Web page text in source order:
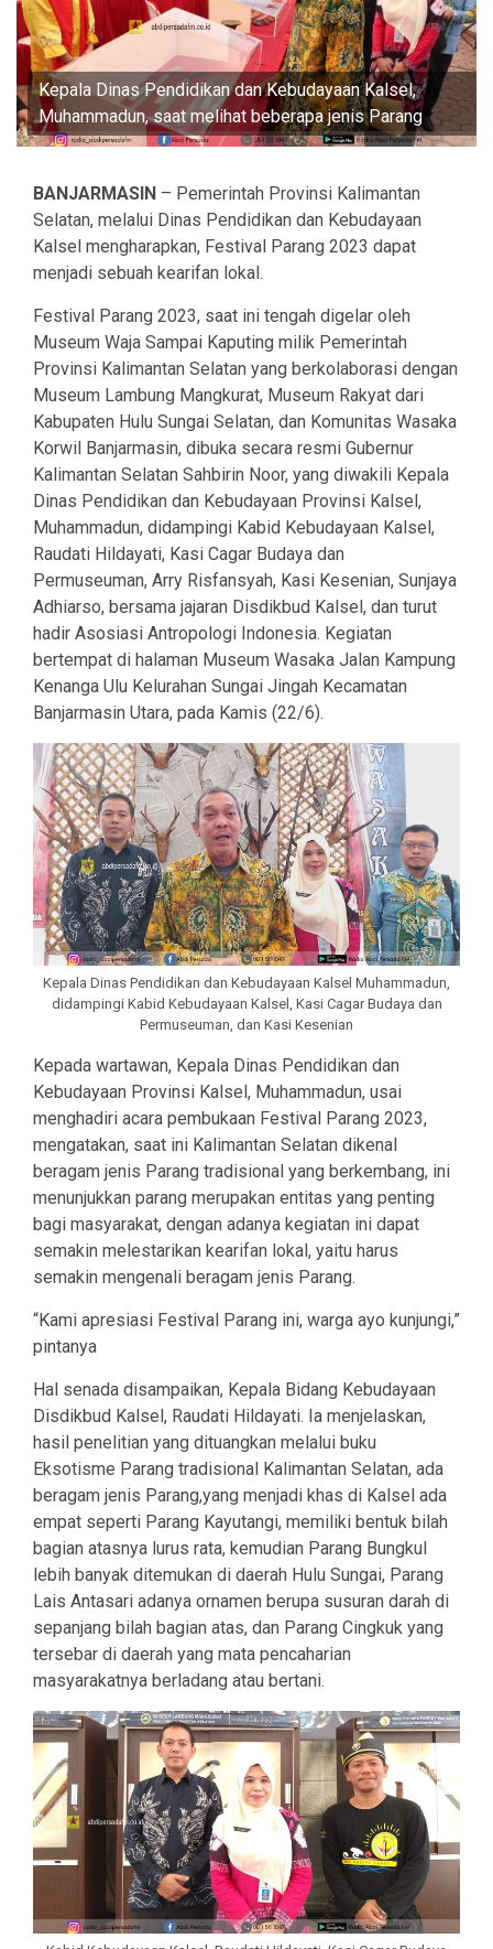
Kepala Dinas Pendidikan dan Kebudayaan Kalsel,
Muhammadun, saat melihat beberapa jenis Parang
BANJARMASIN – Pemerintah Provinsi Kalimantan
Selatan, melalui Dinas Pendidikan dan Kebudayaan
Kalsel mengharapkan, Festival Parang 2023 dapat
menjadi sebuah kearifan lokal.
Festival Parang 2023, saat ini tengah digelar oleh
Museum Waja Sampai Kaputing milik Pemerintah
Provinsi Kalimantan Selatan yang berkolaborasi dengan
Museum Lambung Mangkurat, Museum Rakyat dari
Kabupaten Hulu Sungai Selatan, dan Komunitas Wasaka
Korwil Banjarmasin, dibuka secara resmi Gubernur
Kalimantan Selatan Sahbirin Noor, yang diwakili Kepala
Dinas Pendidikan dan Kebudayaan Provinsi Kalsel,
Muhammadun, didampingi Kabid Kebudayaan Kalsel,
Raudati Hildayati, Kasi Cagar Budaya dan
Permuseuman, Arry Risfansyah, Kasi Kesenian, Sunjaya
Adhiarso, bersama jajaran Disdikbud Kalsel, dan turut
hadir Asosiasi Antropologi Indonesia. Kegiatan
bertempat di halaman Museum Wasaka Jalan Kampung
Kenanga Ulu Kelurahan Sungai Jingah Kecamatan
Banjarmasin Utara, pada Kamis (22/6).
Kepala Dinas Pendidikan dan Kebudayaan Kalsel Muhammadun,
didampingi Kabid Kebudayaan Kalsel, Kasi Cagar Budaya dan
Permuseuman, dan Kasi Kesenian
Kepada wartawan, Kepala Dinas Pendidikan dan
Kebudayaan Provinsi Kalsel, Muhammadun, usai
menghadiri acara pembukaan Festival Parang 2023,
mengatakan, saat ini Kalimantan Selatan dikenal
beragam jenis Parang tradisional yang berkembang, ini
menunjukkan parang merupakan entitas yang penting
bagi masyarakat, dengan adanya kegiatan ini dapat
semakin melestarikan kearifan lokal, yaitu harus
semakin mengenali beragam jenis Parang.
“Kami apresiasi Festival Parang ini, warga ayo kunjungi,”
pintanya
Hal senada disampaikan, Kepala Bidang Kebudayaan
Disdikbud Kalsel, Raudati Hildayati. Ia menjelaskan,
hasil penelitian yang dituangkan melalui buku
Eksotisme Parang tradisional Kalimantan Selatan, ada
beragam jenis Parang,yang menjadi khas di Kalsel ada
empat seperti Parang Kayutangi, memiliki bentuk bilah
bagian atasnya lurus rata, kemudian Parang Bungkul
lebih banyak ditemukan di daerah Hulu Sungai, Parang
Lais Antasari adanya ornamen berupa susuran darah di
sepanjang bilah bagian atas, dan Parang Cingkuk yang
tersebar di daerah yang mata pencaharian
masyarakatnya berladang atau bertani.